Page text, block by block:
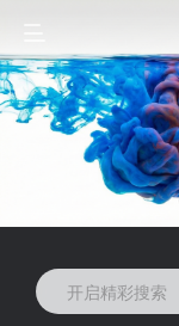
开启精彩搜索